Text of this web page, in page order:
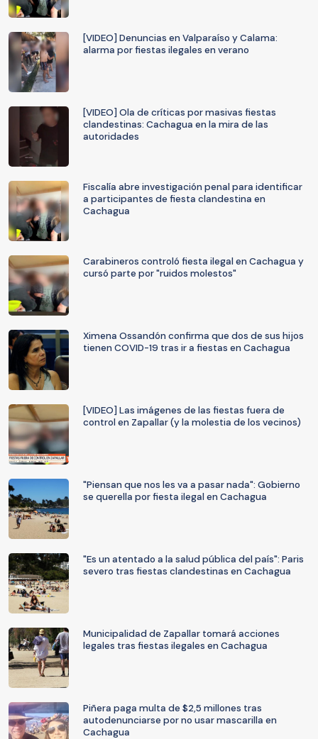
[VIDEO] Denuncias en Valparaíso y Calama:
alarma por fiestas ilegales en verano
[VIDEO] Ola de críticas por masivas fiestas
clandestinas: Cachagua en la mira de las
autoridades
Fiscalía abre investigación penal para identificar
a participantes de fiesta clandestina en
Cachagua
Carabineros controló fiesta ilegal en Cachagua y
cursó parte por "ruidos molestos"
Ximena Ossandón confirma que dos de sus hijos
tienen COVID-19 tras ir a fiestas en Cachagua
[VIDEO] Las imágenes de las fiestas fuera de
control en Zapallar (y la molestia de los vecinos)
"Piensan que nos les va a pasar nada": Gobierno
se querella por fiesta ilegal en Cachagua
"Es un atentado a la salud pública del país": Paris
severo tras fiestas clandestinas en Cachagua
Municipalidad de Zapallar tomará acciones
legales tras fiestas ilegales en Cachagua
Piñera paga multa de $2,5 millones tras
autodenunciarse por no usar mascarilla en
Cachagua